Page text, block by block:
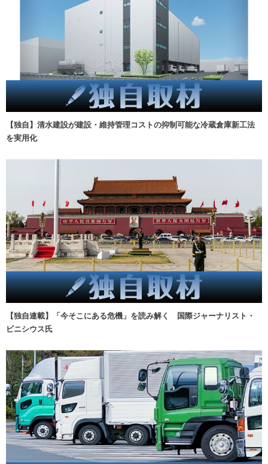
【独自】清水建設が建設・維持管理コストの抑制可能な冷蔵倉庫新工法
を実用化
【独自連載】「今そこにある危機」を読み解く 国際ジャーナリスト・
ビニシウス氏